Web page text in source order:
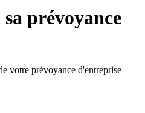
prévoyance
votre prévoyance d'entreprise